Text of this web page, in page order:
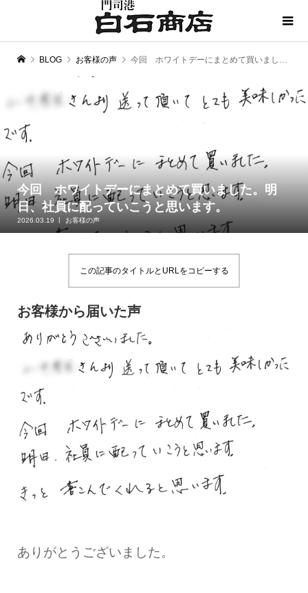
BLOG お客様の声 今回 ホワイトデーにまとめて買いました。明日、社員に配っていこうと思います。
今回 ホワイトデーにまとめて買いました。明
日、社員に配っていこうと思います。
2026.03.19 お客様の声
この記事のタイトルとURLをコピーする
お客様から届いた声
ありがとうございました。